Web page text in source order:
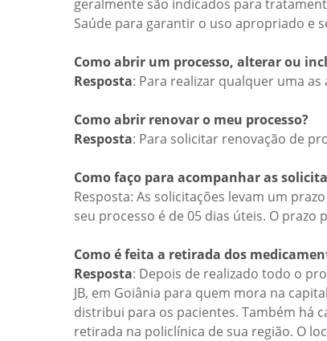
geralmente são indicados para
Saúde para garantir o uso apropriado e
Como abrir um processo, alterar ou
Resposta: Para realizar qualquer uma
Como abrir renovar o meu processo?
Resposta: Para solicitar renovação de
Como faço para acompanhar as
Resposta: As solicitações levam um
seu processo é de 05 dias úteis. O
Como é feita a retirada dos
Resposta: Depois de realizado todo o
JB, em Goiânia para quem mora na
distribui para os pacientes. Também há
retirada na policlínica de sua região. O